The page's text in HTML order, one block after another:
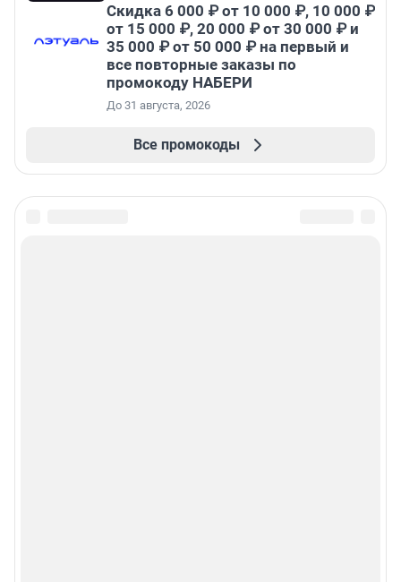
Скидка 6 000 ₽ от 10 000 ₽, 10 000 ₽
от 15 000 ₽, 20 000 ₽ от 30 000 ₽ и
35 000 ₽ от 50 000 ₽ на первый и
все повторные заказы по
промокоду НАБЕРИ
До 31 августа, 2026
Все промокоды